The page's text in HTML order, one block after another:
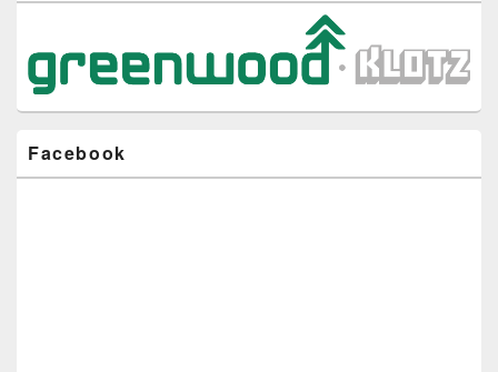
Facebook